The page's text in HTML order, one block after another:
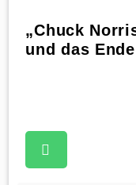
„Chuck
und das